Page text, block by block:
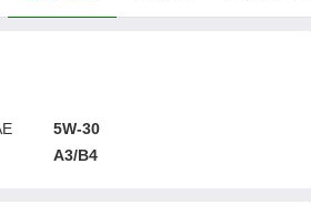
5W-30
A3/B4